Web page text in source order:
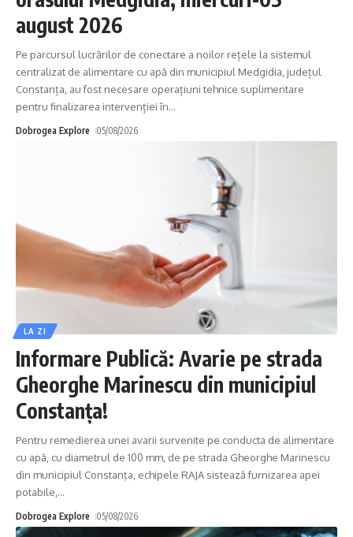
august 2026
Pe parcursul lucrărilor de conectare a noilor rețele la sistemul
centralizat de alimentare cu apă din municipiul Medgidia, județul
Constanța, au fost necesare operațiuni tehnice suplimentare
pentru finalizarea intervenției în…
Dobrogea Explore 05/08/2026
LA ZI
Informare Publică: Avarie pe strada
Gheorghe Marinescu din municipiul
Constanța!
Pentru remedierea unei avarii survenite pe conducta de alimentare
cu apă, cu diametrul de 100 mm, de pe strada Gheorghe Marinescu
din municipiul Constanţa, echipele RAJA sistează furnizarea apei
potabile, …
Dobrogea Explore 05/08/2026